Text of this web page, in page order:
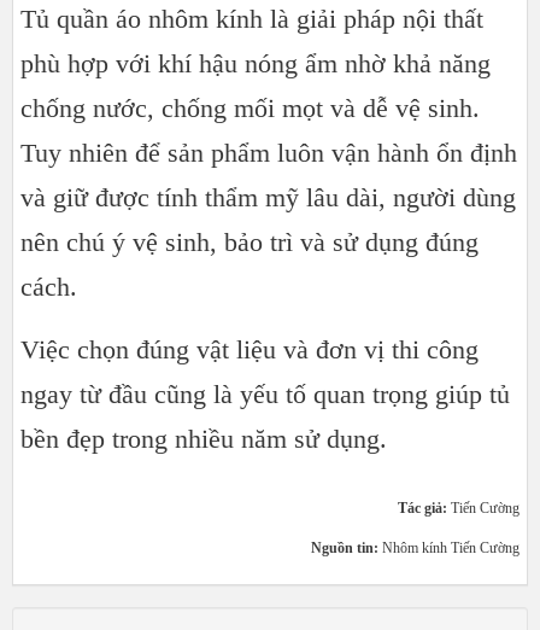
Tủ quần áo nhôm kính là giải pháp nội thất
phù hợp với khí hậu nóng ẩm nhờ khả năng
chống nước, chống mối mọt và dễ vệ sinh.
Tuy nhiên để sản phẩm luôn vận hành ổn định
và giữ được tính thẩm mỹ lâu dài, người dùng
nên chú ý vệ sinh, bảo trì và sử dụng đúng
cách.
Việc chọn đúng vật liệu và đơn vị thi công
ngay từ đầu cũng là yếu tố quan trọng giúp tủ
bền đẹp trong nhiều năm sử dụng.
Tác giả: Tiến Cường
Nguồn tin: Nhôm kính Tiến Cường